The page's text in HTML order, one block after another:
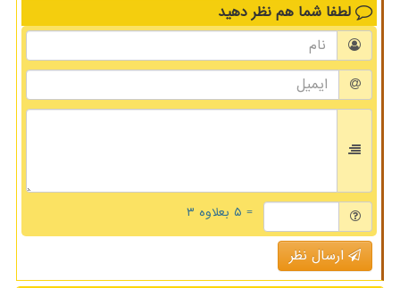
لطفا شما هم نظر دهید
= ۵ بعلاوه ۳
ارسال نظر